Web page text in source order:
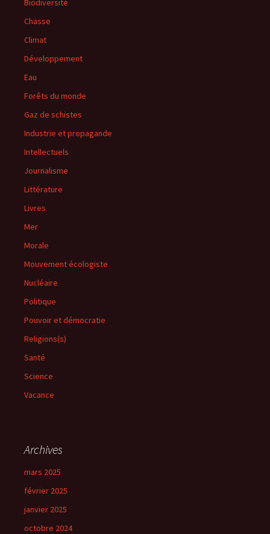
Biodiversité
Chasse
Climat
Développement
Eau
Forêts du monde
Gaz de schistes
Industrie et propagande
Intellectuels
Journalisme
Littérature
Livres
Mer
Morale
Mouvement écologiste
Nucléaire
Politique
Pouvoir et démocratie
Religions(s)
Santé
Science
Vacance
Archives
mars 2025
février 2025
janvier 2025
octobre 2024